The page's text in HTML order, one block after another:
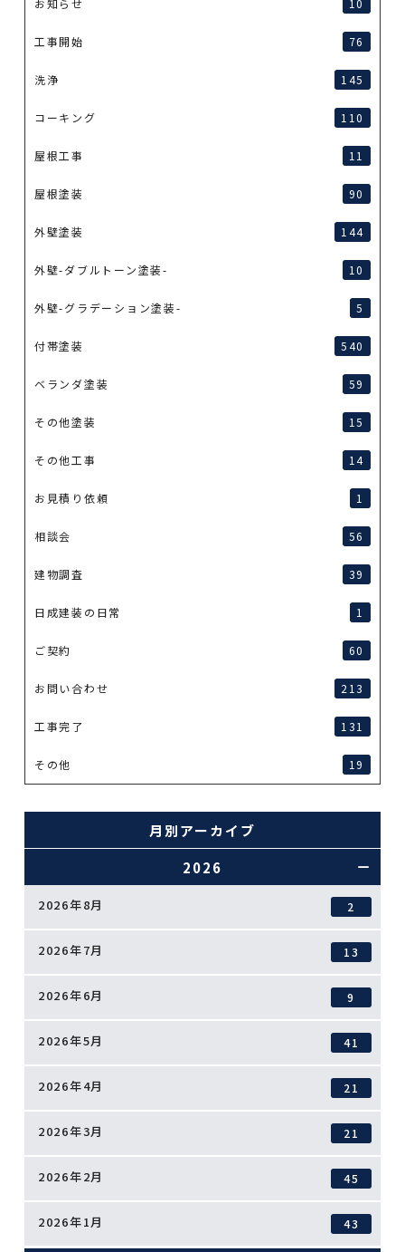
お知らせ 10
工事開始 76
洗浄 145
コーキング 110
屋根工事 11
屋根塗装 90
外壁塗装 144
外壁-ダブルトーン塗装- 10
外壁-グラデーション塗装- 5
付帯塗装 540
ベランダ塗装 59
その他塗装 15
その他工事 14
お見積り依頼 1
相談会 56
建物調査 39
日成建装の日常 1
ご契約 60
お問い合わせ 213
工事完了 131
その他 19
月別アーカイブ
2026
2026年8月 2
2026年7月 13
2026年6月 9
2026年5月 41
2026年4月 21
2026年3月 21
2026年2月 45
2026年1月 43